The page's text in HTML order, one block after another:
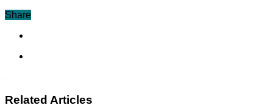
Share
Related Articles